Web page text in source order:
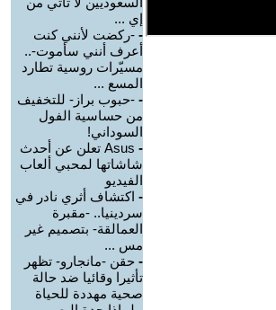
إي ...
- -ركضت لأنني كنت
أعرف أنني سأموت-..
مسيّرات روسية تطارد
المسع ...
- -حبوب براز- للتخفيف
من حساسية الفول
السوداني!
-
Asus تعلن عن أحدث
شاشاتها لمحبي ألعاب
الفيديو
- اكتشاف أثري نادر في
سردينيا.. -مقبرة
العمالقة- بتصميم غير
مس ...
- حقن -مانجارو- تظهر
تأثيرا وقائيا ضد حالة
صحية مهددة للحياة